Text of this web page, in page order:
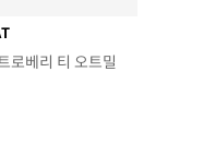
로베리 티 오트밀